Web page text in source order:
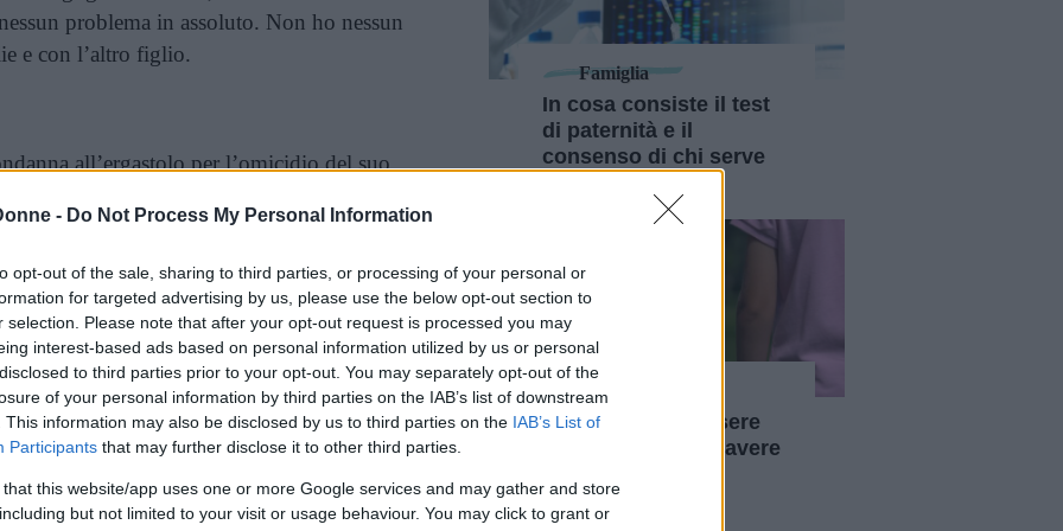
- Do Not Process My Personal Information
opt-out of the sale, sharing to third parties, or processing of your personal or
for targeted advertising by us, please use the below opt-out section to
selection. Please note that after your opt-out request is processed you may
interest-based ads based on personal information utilized by us or personal
to third parties prior to your opt-out. You may separately opt-out of the
of your personal information by third parties on the IAB’s list of downstream
This information may also be disclosed by us to third parties on the IAB’s List of
Participants that may further disclose it to other third parties.
that this website/app uses one or more Google services and may gather and store
but not limited to your visit or usage behaviour. You may click to grant or
problema in assoluto. Non ho nessun
e con l’altro figlio.
all’ergastolo per l’omicidio del suo
di Medea, prendendo spunto dalla
gli infanticidi compiuti da parte delle madri.
le donne; restando sempre nell’ambito
leggenda, potremmo prendere in prestito la
come descritta da Dante nei canti XXXII e
storia come il “conte cannibale” che si cibò
Famiglia
In cosa consiste il test
di paternità e il
consenso di chi serve
Famiglia
Cosa significa essere
genitori assenti o avere